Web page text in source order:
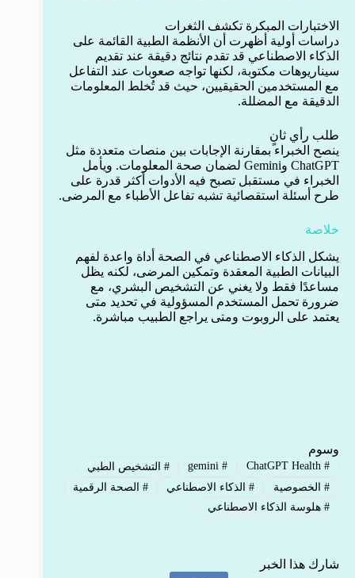
الاختبارات المبكرة تكشف الثغرات
دراسات أولية أظهرت أن الأنظمة الطبية القائمة على
الذكاء الاصطناعي قد تقدم نتائج دقيقة عند تقديم
سيناريوهات مكتوبة، لكنها تواجه صعوبات عند التفاعل
مع المستخدمين الحقيقيين، حيث قد تُخلط المعلومات
الدقيقة مع المضللة.
طلب رأي ثانٍ
ينصح الخبراء بمقارنة الإجابات بين منصات متعددة مثل
ChatGPT وGemini لضمان صحة المعلومات. ويأمل
الخبراء في مستقبل تصبح فيه الأدوات أكثر قدرة على
طرح أسئلة استقصائية تشبه تفاعل الأطباء مع المرضى.
خلاصة
يشكل الذكاء الاصطناعي في الصحة أداة واعدة لفهم
البيانات الطبية المعقدة وتمكين المرضى، لكنه يظل
مساعدًا فقط ولا يغني عن التشخيص البشري، مع
ضرورة تحمل المستخدم المسؤولية في تحديد متى
يعتمد على الروبوت ومتى يراجع الطبيب مباشرة.
وسوم
#
ChatGPT Health
#
gemini
# التشخيص الطبي
#الخصوصية #الذكاء الاصطناعي # الصحة الرقمية
#هلوسة الذكاء الاصطناعي
شارك هذا الخبر